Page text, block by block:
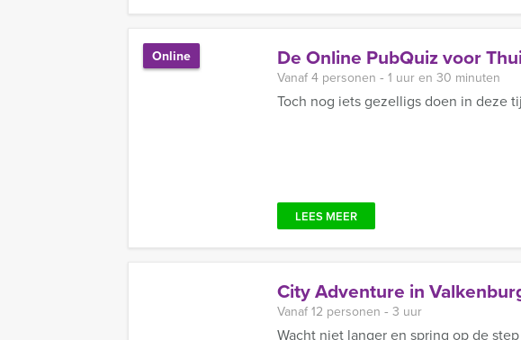
De Online PubQuiz voor
Online
Vanaf 4 personen ‐ 1 uur en 30 minuten
Toch nog iets gezelligs doen in deze
LEES MEER
City Adventure in
Vanaf 12 personen ‐ 3 uur
Wacht niet langer en spring op de